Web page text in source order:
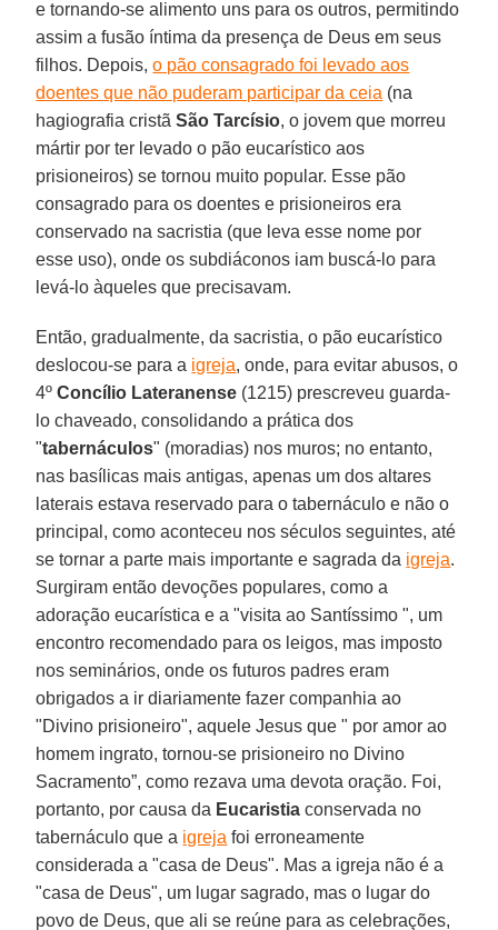
e tornando-se alimento uns para os outros, permitindo
assim a fusão íntima da presença de Deus em seus
filhos. Depois,o pão consagrado foi levado aos
doentes que não puderam participar da ceia (na
hagiografia cristãSão Tarcísio, o jovem que morreu
mártir por ter levado o pão eucarístico aos
prisioneiros) se tornou muito popular. Esse pão
consagrado para os doentes e prisioneiros era
conservado na sacristia (que leva esse nome por
esse uso), onde os subdiáconos iam buscá-lo para
levá-lo àqueles que precisavam.
Então, gradualmente, da sacristia, o pão eucarístico
deslocou-se para a igreja, onde, para evitar abusos, o
4ºConcílio Lateranense (1215) prescreveu guarda-
lo chaveado, consolidando a prática dos
"tabernáculos" (moradias) nos muros; no entanto,
nas basílicas mais antigas, apenas um dos altares
laterais estava reservado para o tabernáculo e não o
principal, como aconteceu nos séculos seguintes, até
se tornar a parte mais importante e sagrada da igreja.
Surgiram então devoções populares, como a
adoração eucarística e a "visita ao Santíssimo ", um
encontro recomendado para os leigos, mas imposto
nos seminários, onde os futuros padres eram
obrigados a ir diariamente fazer companhia ao
"Divino prisioneiro", aquele Jesus que " por amor ao
homem ingrato, tornou-se prisioneiro no Divino
Sacramento”, como rezava uma devota oração. Foi,
portanto, por causa da Eucaristia conservada no
tabernáculo que a igreja foi erroneamente
considerada a "casa de Deus". Mas a igreja não é a
"casa de Deus", um lugar sagrado, mas o lugar do
povo de Deus, que ali se reúne para as celebrações,